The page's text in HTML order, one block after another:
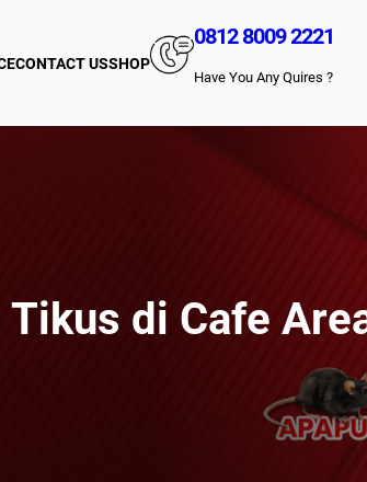
CONTACT USSHOP
0812 8009 2221
Have You Any Quires ?
di Cafe